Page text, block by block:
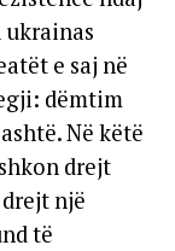
ukrainas
e saj në
dëmtim
Në këtë
drejt
një
të